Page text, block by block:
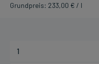
Grundpreis: 233,00 € / l